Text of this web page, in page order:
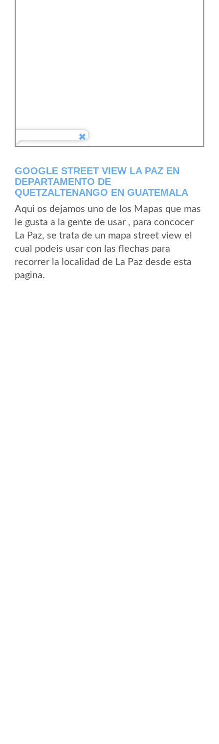
GOOGLE STREET VIEW LA PAZ EN
DEPARTAMENTO DE
QUETZALTENANGO EN GUATEMALA
Aqui os dejamos uno de los Mapas que mas
le gusta a la gente de usar , para concocer
La Paz, se trata de un mapa street view el
cual podeis usar con las flechas para
recorrer la localidad de La Paz desde esta
pagina.